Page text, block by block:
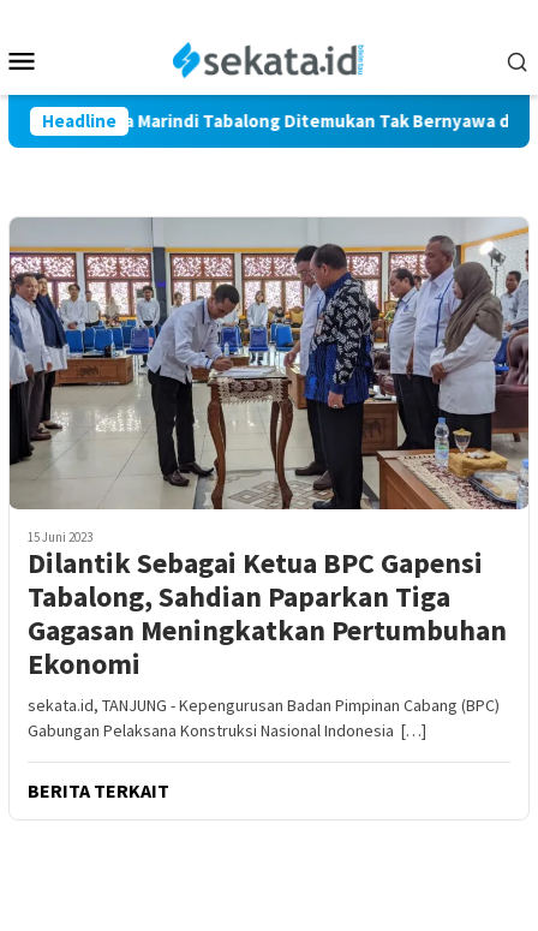
konten
Mobile
Headline
Warga Marindi Tabalong Ditemukan Tak Bernyawa di Area
15 Juni 2023
Dilantik Sebagai Ketua BPC Gapensi
Tabalong, Sahdian Paparkan Tiga
Gagasan Meningkatkan Pertumbuhan
Ekonomi
sekata.id, TANJUNG - Kepengurusan Badan Pimpinan Cabang (BPC)
Gabungan Pelaksana Konstruksi Nasional Indonesia […]
BERITA TERKAIT